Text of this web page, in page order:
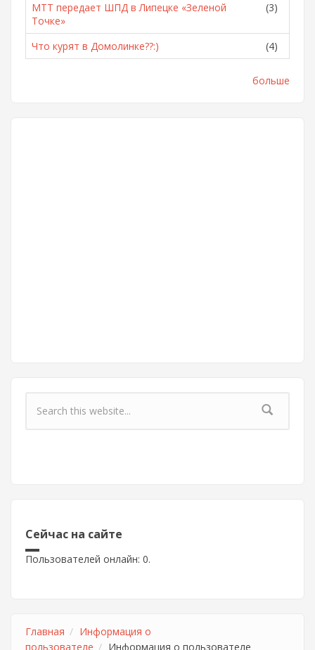
МТТ передает ШПД в Липецке «Зеленой
Точке»
(3)
Что курят в Домолинке??:) (4)
больше
Форма поиска
Сейчас на сайте
Пользователей онлайн: 0.
Главная
Информация о
пользователе
Информация о пользователе